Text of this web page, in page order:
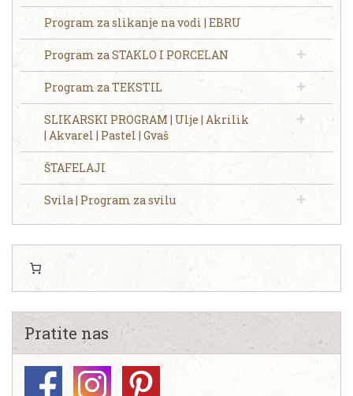
Program za slikanje na vodi | EBRU
Program za STAKLO I PORCELAN
Program za TEKSTIL
SLIKARSKI PROGRAM | Ulje | Akrilik
| Akvarel | Pastel | Gvaš
ŠTAFELAJI
Svila | Program za svilu
Pratite nas